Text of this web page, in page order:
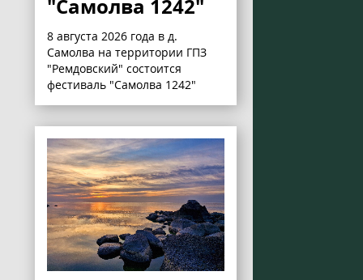
"Самолва 1242"
8 августа 2026 года в д.
Самолва на территории ГПЗ
"Ремдовский" состоится
фестиваль "Самолва 1242"